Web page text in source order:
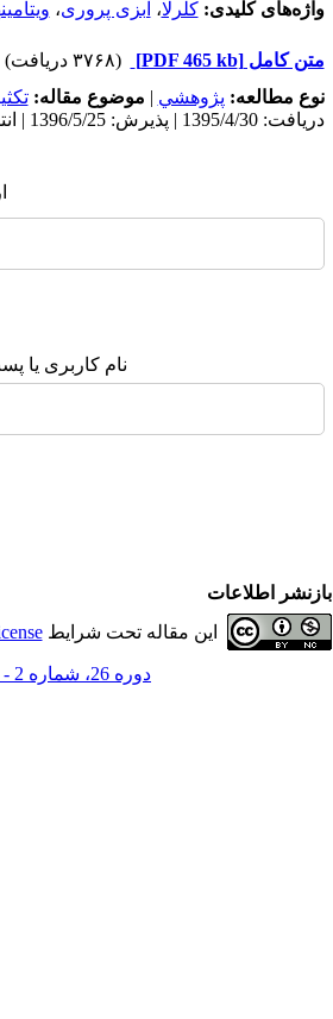
واژه‌های کلیدی:کلرلا، آبزی پروری،
متن کامل[PDF 465 kb]
(۳۷۶۸ دریافت)
نوع مطالعه: پژوهشي | موضوع مقاله:
دریافت: 1395/4/30 | پذیرش: 1396/5/25 | انتشار: 1396/5/25
نام کاربری یا
بازنشر اطلاعات
این مقاله تحت شرایط
دوره 26، شماره 2 - ( 4-1396 )